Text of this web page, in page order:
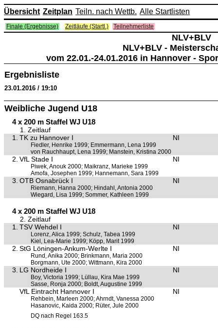
Übersicht Zeitplan Teiln. nach Wettb. Alle Startlisten
Finale (Ergebnisse) Zeitläufe (Startl.) Teilnehmerliste
NLV+BLV
NLV+BLV -
vom 22.01.-24.01.2016 in Hannover -
Ergebnisliste
23.01.2016 / 19:10
Weibliche Jugend U18
4 x 200 m Staffel WJ U18
1. Zeitlauf
1.
TK zu Hannover I NI
Fiedler, Henrike 1999; Emmermann, Lena 1999
von Rauchhaupt, Lena 1999; Manstein, Kristina 2000
2. VfL Stade I NI
Piwek, Anouk 2000; Maikranz, Marieke 1999
Amofa, Josephen 1999; Hannemann, Sara 1999
3. OTB Osnabrück I NI
Riemann, Hanna 2000; Hindahl, Antonia 2000
Wiegard, Lisa 1999; Sommer, Kathleen 1999
4 x 200 m Staffel WJ U18
2. Zeitlauf
1.
TSV Wehdel I NI
Lorenz, Alica 1999; Schulz, Tabea 1999
Kiel, Lea-Marie 1999; Köpp, Marit 1999
2. StG Löningen-Ankum-Werlte I NI
Rund, Anika 2000; Brinkmann, Maria 2000
Borgmann, Ute 2000; Wittmann, Kira 2000
3. LG Nordheide I NI
Boy, Victoria 1999; Lüllau, Kira Mae 1999
Sasse, Ronja 2000; Boldt, Augustine 1999
VfL Eintracht Hannover I NI
Rehbein, Marleen 2000; Ahrndt, Vanessa 2000
Hasanovic, Kaida 2000; Rüter, Jule 2000
DQ nach Regel 163.5